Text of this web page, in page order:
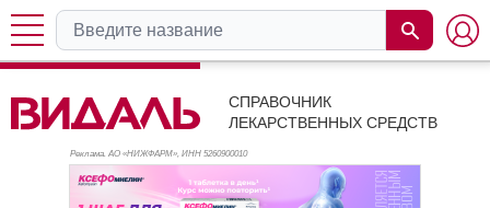
СПРАВОЧНИК
ЛЕКАРСТВЕННЫХ СРЕДСТВ
Реклама. АО «НИЖФАРМ», ИНН 5260900010